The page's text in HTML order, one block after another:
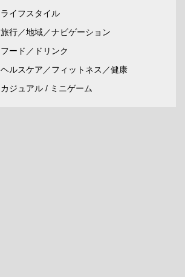
ライフスタイル
旅行／地域／ナビゲーション
フード／ドリンク
ヘルスケア／フィットネス／健康
カジュアル / ミニゲーム